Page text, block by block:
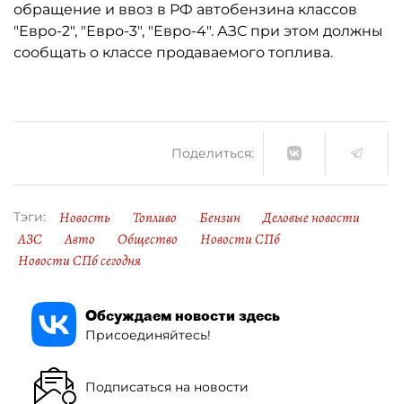
обращение и ввоз в РФ автобензина классов
"Евро-2", "Евро-3", "Евро-4". АЗС при этом должны
сообщать о классе продаваемого топлива.
Поделиться:
Тэги: Новость Топливо Бензин
Деловые новости
АЗС
Авто Общество
Новости СПб
Новости СПб сегодня
Обсуждаем новости здесь
Присоединяйтесь!
Подписаться на новости